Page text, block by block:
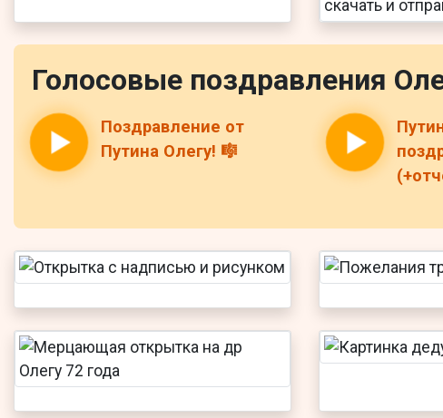
Голосовые поздравления
Поздравление от
Путина Олегу! 🎼